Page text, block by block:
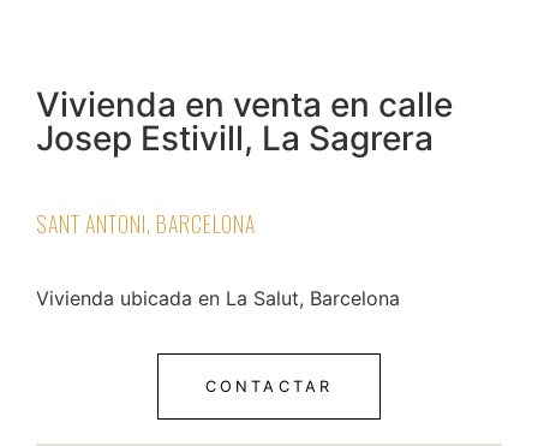
Vivienda en venta en calle
Josep Estivill, La Sagrera
SANT ANTONI, BARCELONA
Vivienda ubicada en La Salut, Barcelona
CONTACTAR